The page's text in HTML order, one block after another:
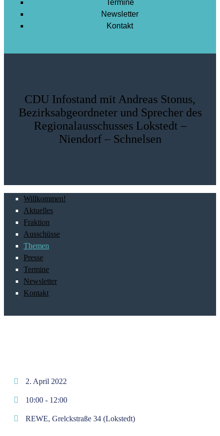
Termine
Newsletter
Kontakt
CDU Infostand mit Andreas Stonus,
Bezirksabgeordneter und Sprecher des
Regionalausschusses Lokstedt –
Niendorf – Schnelsen
Willkommen!
Aktuelles
Fraktion
Ausschüsse
Themen
Presse
Termine
Newsletter
Kontakt
2. April 2022
10:00 - 12:00
REWE, Grelckstraße 34 (Lokstedt)